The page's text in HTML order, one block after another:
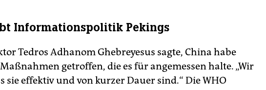
Informationspolitik Pekings
Tedros Adhanom Ghebreyesus sagte, China habe
getroffen, die es für angemessen halte. „Wir
sie effektiv und von kurzer Dauer sind.“ Die WHO